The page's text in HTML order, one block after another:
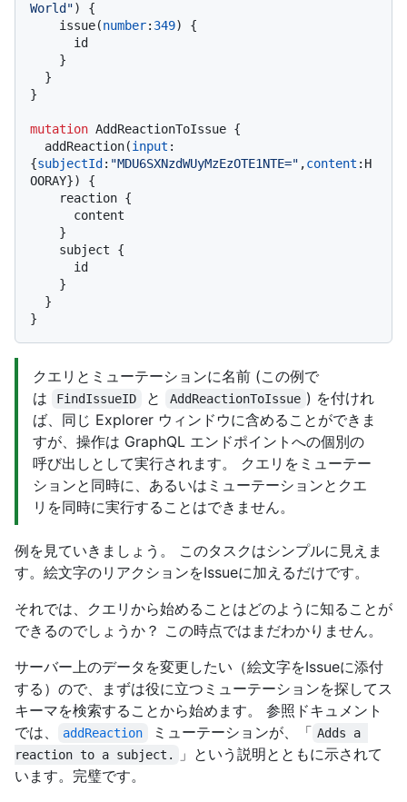
World")
{
    issue
(number: 349)
{
}
}
}
mutation AddReactionToIssue {
  addReaction
(input :
{subjectId : "MDU6SXNzdWUyMzEzOTE1NTE=" ,content : H
OORAY})
{
    reaction
{
}
    subject
{
}
}
}
クエリとミューテーションに名前 (この例で
は
FindIssueID と AddReactionToIssue ) を付けれ
ば、同じ Explorer ウィンドウに含めることができま
すが、操作は GraphQL エンドポイントへの個別の
呼び出しとして実行されます。 クエリをミューテー
ションと同時に、あるいはミューテーションとクエ
リを同時に実行することはできません。
例を見ていきましょう。 このタスクはシンプルに見えま
す。絵文字のリアクションをIssueに加えるだけです。
それでは、クエリから始めることはどのように知ることが
できるのでしょうか？ この時点ではまだわかりません。
サーバー上のデータを変更したい（絵文字をIssueに添付
する）ので、まずは役に立つミューテーションを探してス
キーマを検索することから始めます。 参照ドキュメント
では、
addReaction ミューテーションが、「 Adds a
reaction to a subject.
」という説明とともに示されて
います。完璧です。